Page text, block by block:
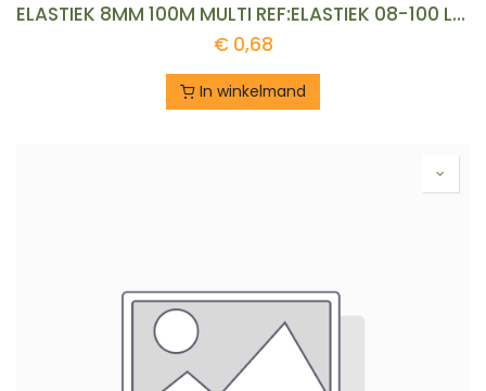
ELASTIEK 8MM 100M MULTI REF:ELASTIEK 08-100 LEDENT
€ 0,68
In winkelmand